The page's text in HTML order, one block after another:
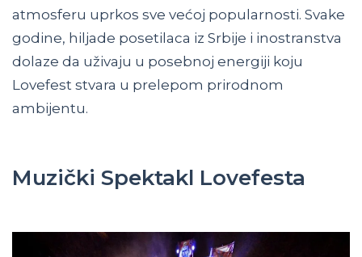
atmosferu uprkos sve većoj popularnosti. Svake
godine, hiljade posetilaca iz Srbije i inostranstva
dolaze da uživaju u posebnoj energiji koju
Lovefest stvara u prelepom prirodnom
ambijentu.
Muzički Spektakl Lovefesta